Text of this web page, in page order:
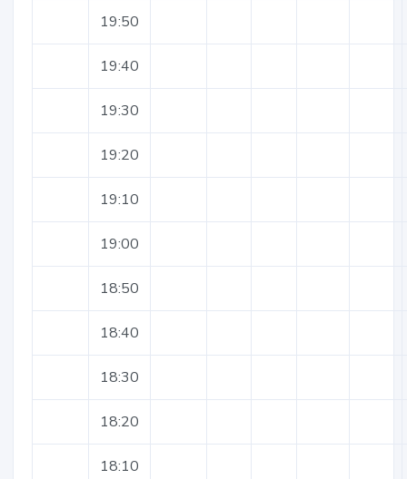
19:50
19:40
19:30
19:20
19:10
19:00
18:50
18:40
18:30
18:20
18:10